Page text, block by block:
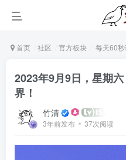
首页 社区 官方板块 每天60
2023年9月9日，星期
界！
竹清
3年前发布 37次阅读